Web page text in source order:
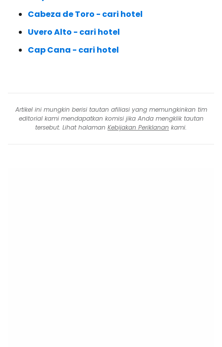
Cabeza de Toro - cari hotel
Uvero Alto - cari hotel
Cap Cana - cari hotel
Artikel ini mungkin berisi tautan afiliasi yang memungkinkan tim
editorial kami mendapatkan komisi jika Anda mengklik tautan
tersebut. Lihat halaman Kebijakan Periklanan kami.